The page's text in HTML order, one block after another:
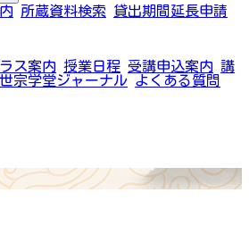
所蔵資料検索
貸出期間延長申請
ス案内 授業日程 受講申込案内 講
世宗学堂ジャーナル よくある質問